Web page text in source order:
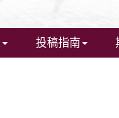
投稿指南